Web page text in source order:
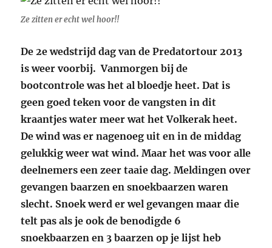
Ze zitten er echt wel hoor!!
De 2e wedstrijd dag van de Predatortour 2013
is weer voorbij. Vanmorgen bij de
bootcontrole was het al bloedje heet. Dat is
geen goed teken voor de vangsten in dit
kraantjes water meer wat het Volkerak heet.
De wind was er nagenoeg uit en in de middag
gelukkig weer wat wind. Maar het was voor alle
deelnemers een zeer taaie dag. Meldingen over
gevangen baarzen en snoekbaarzen waren
slecht. Snoek werd er wel gevangen maar die
telt pas als je ook de benodigde 6
snoekbaarzen en 3 baarzen op je lijst heb